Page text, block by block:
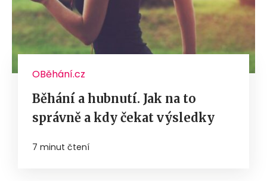
OBěhání.cz
Běhání a hubnutí. Jak na to
správně a kdy čekat výsledky
7 minut čtení